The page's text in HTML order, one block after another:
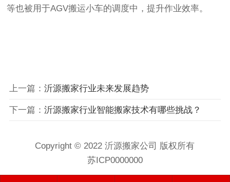
等也被用于AGV搬运小车的调度中，提升作业效率。
上一篇： 沂源搬家行业未来发展趋势
下一篇： 沂源搬家行业智能搬家技术有哪些挑战？
Copyright © 2022 沂源搬家公司 版权所有
苏ICP0000000